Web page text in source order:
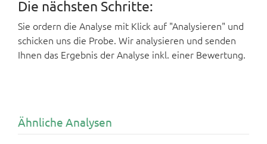
Die nächsten Schritte:
Sie ordern die Analyse mit Klick auf "Analysieren" und
schicken uns die Probe. Wir analysieren und senden
Ihnen das Ergebnis der Analyse inkl. einer Bewertung.
Ähnliche Analysen